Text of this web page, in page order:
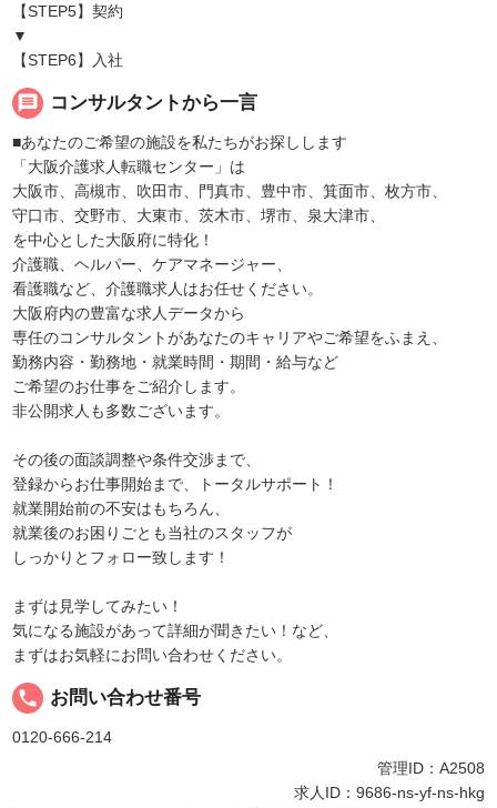
【STEP5】契約
▼
【STEP6】入社
message コンサルタントから一言
■あなたのご希望の施設を私たちがお探しします
「大阪介護求人転職センター」は
大阪市、高槻市、吹田市、門真市、豊中市、箕面市、枚方市、
守口市、交野市、大東市、茨木市、堺市、泉大津市、
を中心とした大阪府に特化！
介護職、ヘルパー、ケアマネージャー、
看護職など、介護職求人はお任せください。
大阪府内の豊富な求人データから
専任のコンサルタントがあなたのキャリアやご希望をふまえ、
勤務内容・勤務地・就業時間・期間・給与など
ご希望のお仕事をご紹介します。
非公開求人も多数ございます。
その後の面談調整や条件交渉まで、
登録からお仕事開始まで、トータルサポート！
就業開始前の不安はもちろん、
就業後のお困りごとも当社のスタッフが
しっかりとフォロー致します！
まずは見学してみたい！
気になる施設があって詳細が聞きたい！など、
まずはお気軽にお問い合わせください。
local_phone お問い合わせ番号
0120-666-214
管理ID：A2508
求人ID：9686-ns-yf-ns-hkg